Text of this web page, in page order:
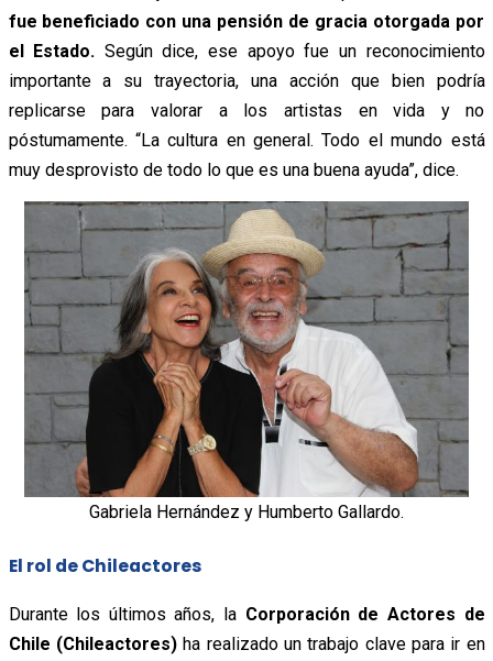
fue beneficiado con una pensión de gracia otorgada por
el Estado. Según dice, ese apoyo fue un reconocimiento
importante a su trayectoria, una acción que bien podría
replicarse para valorar a los artistas en vida y no
póstumamente. “La cultura en general. Todo el mundo está
muy desprovisto de todo lo que es una buena ayuda”, dice.
Gabriela Hernández y Humberto Gallardo.
El rol de Chileactores
Durante los últimos años, la Corporación de Actores de
Chile (Chileactores)ha realizado un trabajo clave para ir en